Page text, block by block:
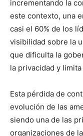
incrementando la
este contexto, una
casi el 60% de los
visibilidad sobre la
que dificulta la
la privacidad y
Esta pérdida de
evolución de las
siendo una de las
organizaciones de